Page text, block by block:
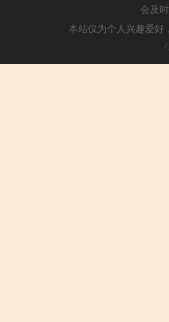
会及
本站仅为个人兴趣爱好